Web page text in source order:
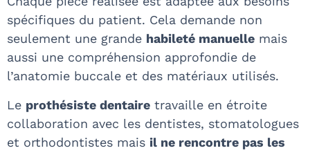
spécifiques du patient. Cela demande non
seulement une grande habileté manuelle mais
aussi une compréhension approfondie de
l’anatomie buccale et des matériaux utilisés.
Le prothésiste dentaire travaille en étroite
collaboration avec les dentistes, stomatologues
et orthodontistes mais il ne rencontre pas les